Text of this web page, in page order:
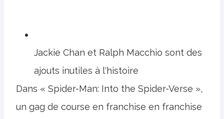
Jackie Chan et Ralph Macchio sont des
ajouts inutiles à l'histoire
Dans « Spider-Man: Into the Spider-Verse »,
un gag de course en franchise en franchise